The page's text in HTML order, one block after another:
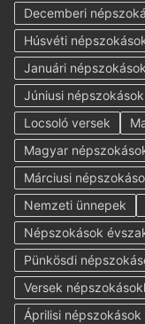
Decemberi
Húsvéti
Januári népszokások
Júniusi népszokások
Locsoló versek
Magyar
Márciusi
Nemzeti ünnepek
Népszokások
Pünkösdi
Versek
Áprilisi népszokások